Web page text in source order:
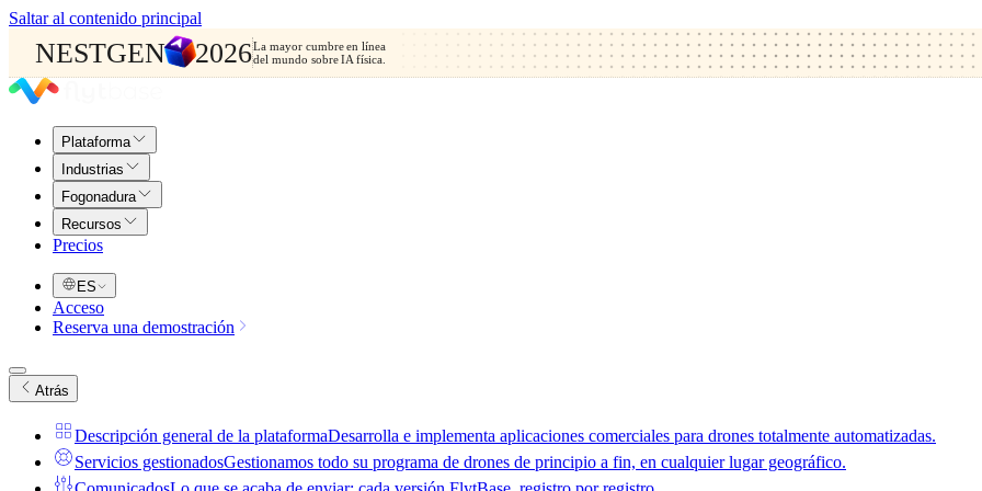
Saltar al contenido principal
NESTGEN 2026La mayor cumbre en línea
del mundo sobre IA física.
Plataforma
Industrias
Fogonadura
Recursos
Precios
ES
Acceso
Reserva una demostración
Atrás
Descripción general de la plataformaDesarrolla e implementa aplicaciones comerciales para drones totalmente automatizadas.
Servicios gestionadosGestionamos todo su programa de drones de principio a fin, en cualquier lugar geográfico.